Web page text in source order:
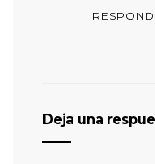
Deja una